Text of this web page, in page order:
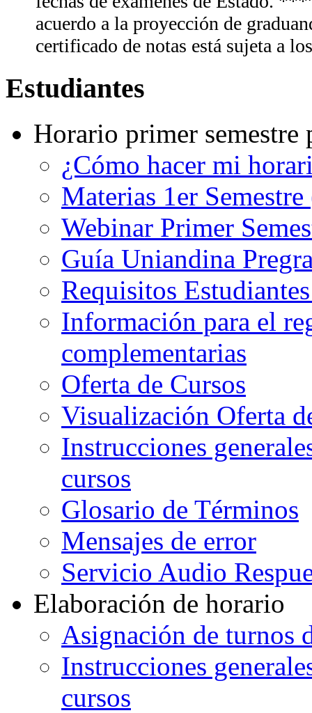
acuerdo a la proyección de
certificado de notas está sujeta a
Estudiantes
Horario primer semestre
¿Cómo hacer mi
Materias 1er
Webinar Primer
Guía Uniandina
Requisitos
Información para el
complementarias
Oferta de Cursos
Visualización Oferta
Instrucciones
cursos
Glosario de Términos
Mensajes de error
Servicio Audio
Elaboración de horario
Asignación de turnos
Instrucciones
cursos